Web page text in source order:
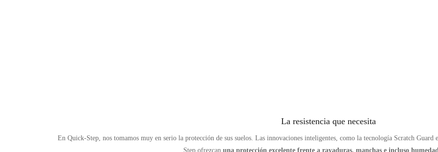
La resistencia que necesita
En Quick-Step, nos tomamos muy en serio la protección de sus suelos. Las innovaciones inteligentes, como la tecnología Scratch
Step ofrezcan una protección excelente frente a rayaduras, manchas e incluso